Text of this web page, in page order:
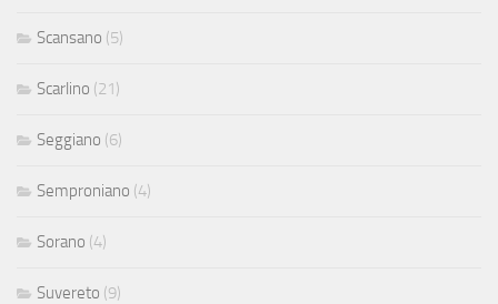
Scansano (5)
Scarlino (21)
Seggiano (6)
Semproniano (4)
Sorano (4)
Suvereto (9)